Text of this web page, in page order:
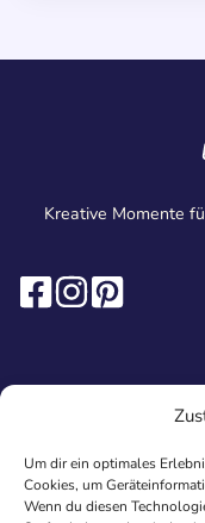
Um dir ein optimales
Cookies, um
Wenn du diesen
Kreative Momente